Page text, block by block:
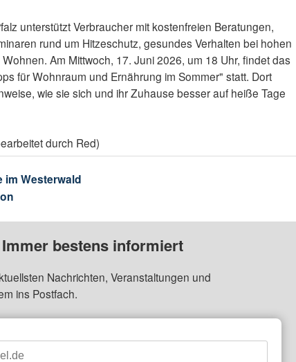
unterstützt Verbraucher mit kostenfreien Beratungen,
rund um Hitzeschutz, gesundes Verhalten bei hohen
Am Mittwoch, 17. Juni 2026, um 18 Uhr, findet das
für Wohnraum und Ernährung im Sommer" statt. Dort
wie sie sich und ihr Zuhause besser auf heiße Tage
durch Red)
im Westerwald
bestens informiert
Nachrichten, Veranstaltungen und
ins Postfach.